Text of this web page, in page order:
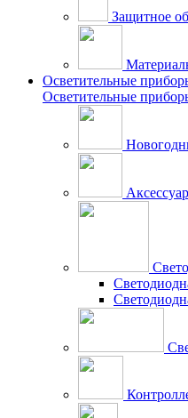
Защитное
Осветительные
Осветительные